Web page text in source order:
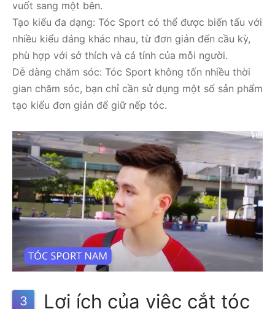
vuốt sang một bên.
Tạo kiểu đa dạng: Tóc Sport có thể được biến tấu với
nhiều kiểu dáng khác nhau, từ đơn giản đến cầu kỳ,
phù hợp với sở thích và cá tính của mỗi người.
Dễ dàng chăm sóc: Tóc Sport không tốn nhiều thời
gian chăm sóc, bạn chỉ cần sử dụng một số sản phẩm
tạo kiểu đơn giản để giữ nếp tóc.
3 Lợi ích của việc cắt tóc